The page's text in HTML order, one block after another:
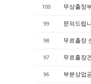
100 무상출장
99 문의드립
98 무료출장
97 무료출장
96 부분상업